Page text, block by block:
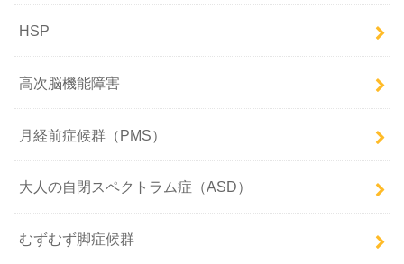
HSP
高次脳機能障害
月経前症候群（PMS）
大人の自閉スペクトラム症（ASD）
むずむず脚症候群